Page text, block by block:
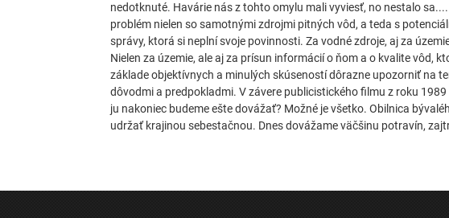
nedotknuté. Havárie nás z tohto omylu mali vyviesť, no nestalo
problém nielen so samotnými zdrojmi pitných vôd, a teda s
správy, ktorá si neplní svoje povinnosti. Za vodné zdroje, aj za
Nielen za územie, ale aj za prísun informácií o ňom a o kvalite vôd,
základe objektívnych a minulých skúseností dôrazne upozorniť na
dôvodmi a predpokladmi. V závere publicistického filmu z roku
ju nakoniec budeme ešte dovážať? Možné je všetko. Obilnica
udržať krajinou sebestačnou. Dnes dovážame väčšinu potravín,